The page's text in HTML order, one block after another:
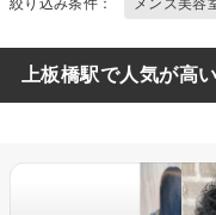
上板橋駅で人気が高